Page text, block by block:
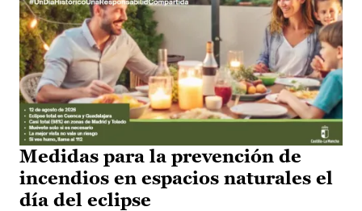
Medidas para la prevención de
incendios en espacios naturales el
día del eclipse